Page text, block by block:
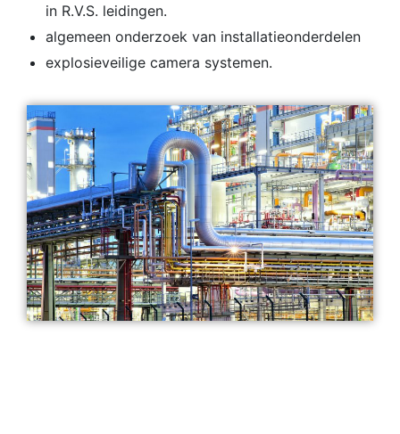
in R.V.S. leidingen.
algemeen onderzoek van installatieonderdelen
explosieveilige camera systemen.